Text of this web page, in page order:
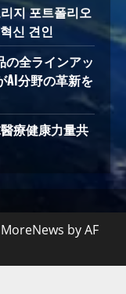
지 포트폴리오
신 견인
の全ラインアッ
AI分野の革新を
療健康力量共
MoreNews by AF